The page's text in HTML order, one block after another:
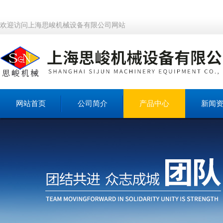
欢迎访问上海思峻机械设备有限公司网站
网站首页 公司简介 产品中心 新闻